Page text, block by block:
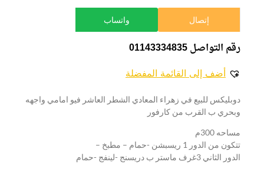
إتصال واتساب
رقم التواصل 01143334835
أضف إلى القائمة المفضلة
دوبليكس للبيع في زهراء المعادي الشطر العاشر فيو امامي واجهه
وبحري ب القرب من كارفور
مساحه 300م
تتكون من الدور 1 ريسبشن -حمام – مطبخ –
الدور الثاني 3غرف ماستر ب دريسنج -لينفج -حمام